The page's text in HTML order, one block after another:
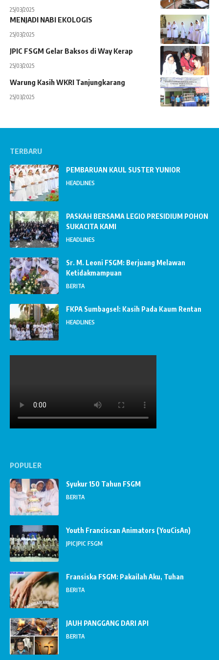
25/03/2025
MENJADI NABI EKOLOGIS
25/03/2025
JPIC FSGM Gelar Baksos di Way Kerap
25/03/2025
Warung Kasih WKRI Tanjungkarang
25/03/2025
TERBARU
PEMBARUAN KAUL SUSTER YUNIOR
HEADLINES
PASKAH BERSAMA LEGIO PRESIDIUM POHON
SUKACITA KAMI
HEADLINES
Sr. M. Leoni FSGM: Berjuang Melawan
Ketidakmampuan
BERITA
FKPA Sumbagsel: Kasih Pada Kaum Rentan
HEADLINES
POPULER
Syukur 150 Tahun FSGM
BERITA
Youth Franciscan Animators (YouCisAn)
JPICJPIC FSGM
Fransiska FSGM: Pakailah Aku, Tuhan
BERITA
JAUH PANGGANG DARI API
BERITA